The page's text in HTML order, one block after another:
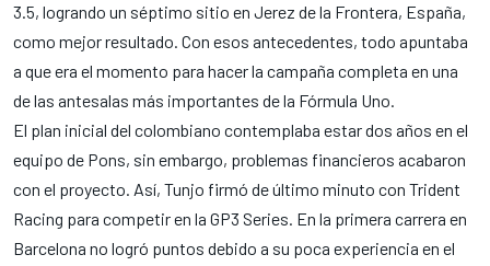
3.5, logrando un séptimo sitio en Jerez de la Frontera, España,
como mejor resultado. Con esos antecedentes, todo apuntaba
a que era el momento para hacer la campaña completa en una
de las antesalas más importantes de la Fórmula Uno.
El plan inicial del colombiano contemplaba estar dos años en el
equipo de Pons, sin embargo, problemas financieros acabaron
con el proyecto. Así, Tunjo firmó de último minuto con Trident
Racing para competir en la GP3 Series. En la primera carrera en
Barcelona no logró puntos debido a su poca experiencia en el